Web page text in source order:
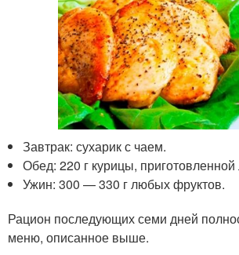
Завтрак: сухарик с чаем.
Обед: 220 г курицы,
Ужин: 300 — 330 г любых фруктов.
Рацион последующих семи дней
меню, описанное выше.